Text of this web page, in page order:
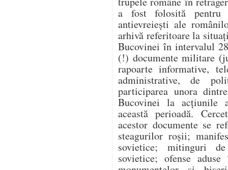
a fost folosită pentru
antievreiești ale
arhivă referitoare la
Bucovinei în intervalul
(!) documente militare
rapoarte informative,
administrative, de
participarea unora
Bucovinei la acțiunile
această perioadă.
acestor documente se
steagurilor roșii;
sovietice; mitinguri
sovietice; ofense